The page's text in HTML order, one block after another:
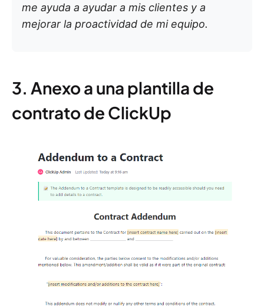
me ayuda a ayudar a mis clientes y a
mejorar la proactividad de mi equipo.
3. Anexo a una plantilla de
contrato de ClickUp